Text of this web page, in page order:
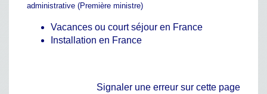
administrative (Première ministre)
Vacances ou court séjour en France
Installation en France
Signaler une erreur sur cette page